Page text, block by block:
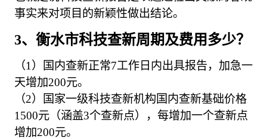
事实来对项目的新颖性做出结论。
3、衡水市科技查新周期及费用多少？
（1）国内查新正常7工作日内出具报告，加急一
天增加200元。
（2）国家一级科技查新机构国内查新基础价格
1500元（涵盖3个查新点），每增加一个查新点
增加200元。